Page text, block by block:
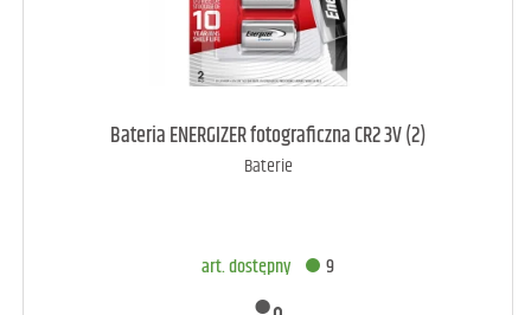
art. dostępny 11
Bateria ENERGIZER fotograficzna CR2 3V (2)
Baterie
art. dostępny 9